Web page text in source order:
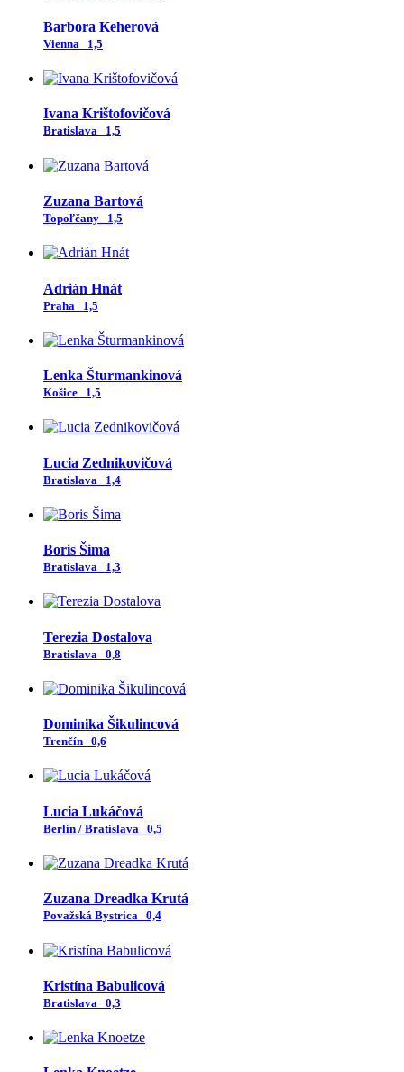
Barbora Keherová
Vienna 1,5
Ivana Krištofovičová
Bratislava 1,5
Zuzana Bartová
Topoľčany 1,5
Adrián Hnát
Praha 1,5
Lenka Šturmankinová
Košice 1,5
Lucia Zednikovičová
Bratislava 1,4
Boris Šima
Bratislava 1,3
Terezia Dostalova
Bratislava 0,8
Dominika Šikulincová
Trenčín 0,6
Lucia Lukáčová
Berlín / Bratislava 0,5
Zuzana Dreadka Krutá
Považská Bystrica 0,4
Kristína Babulicová
Bratislava 0,3